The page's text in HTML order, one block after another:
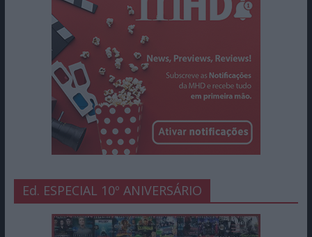
Ed. ESPECIAL 10º ANIVERSÁRIO